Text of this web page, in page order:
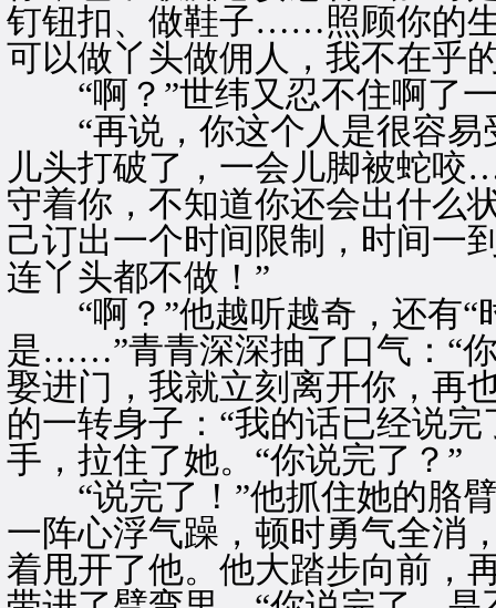
钉钮扣、做鞋子……照顾你的
可以做丫头做佣人，我不在乎
“啊？”世纬又忍不住啊了
“再说，你这个人是很容易
儿头打破了，一会儿脚被蛇
守着你，不知道你还会出什么
己订出一个时间限制，时间一
连丫头都不做！”
“啊？”他越听越奇，还有“
是……”青青深深抽了口气：“
娶进门，我就立刻离开你，再
的一转身子：“我的话已经说
手，拉住了她。“你说完了？”
“说完了！”他抓住她的胳臂
一阵心浮气躁，顿时勇气全消
着甩开了他。他大踏步向前，